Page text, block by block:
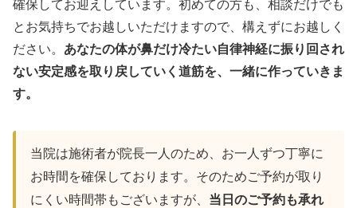
確保してお迎えしています。初めての方も、相談だけでも
とお気持ちでお越しいただけますので、構えずにお越しく
ださい。 あなたの体が鼻だけ冷たい自律神経に振り回され
ない安定感を取り戻していく道筋を、一緒に作っていきま
す。
当院は施術者が院長一人のため、お一人ずつ丁寧に
お時間を確保しております。そのためご予約が取り
にくい時間帯もございますが、 当日のご予約も承れ